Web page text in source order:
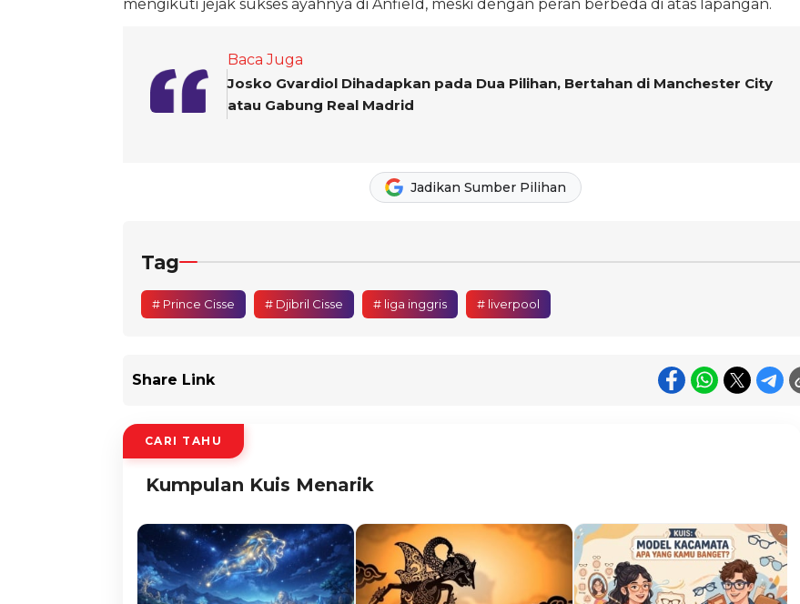
mengikuti jejak sukses ayahnya di Anfield, meski dengan peran berbeda di atas lapangan.
Baca Juga
Josko Gvardiol Dihadapkan pada Dua Pilihan, Bertahan di Manchester City
atau Gabung Real Madrid
Jadikan Sumber Pilihan
Tag
# Prince Cisse # Djibril Cisse # liga inggris # liverpool
Share Link
CARI TAHU
Kumpulan Kuis Menarik